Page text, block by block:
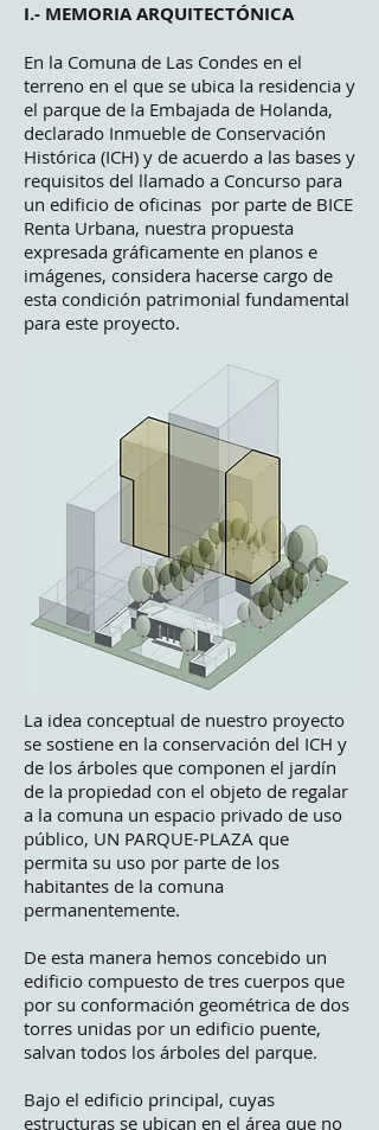
I.- MEMORIA ARQUITECTÓNICA
En la Comuna de Las Condes en el
terreno en el que se ubica la residencia y
el parque de la Embajada de Holanda,
declarado Inmueble de Conservación
Histórica (ICH) y de acuerdo a las bases y
requisitos del llamado a Concurso para
un edificio de oficinas por parte de BICE
Renta Urbana, nuestra propuesta
expresada gráficamente en planos e
imágenes, considera hacerse cargo de
esta condición patrimonial fundamental
para este proyecto.
La idea conceptual de nuestro proyecto
se sostiene en la conservación del ICH y
de los árboles que componen el jardín
de la propiedad con el objeto de regalar
a la comuna un espacio privado de uso
público, UN PARQUE-PLAZA que
permita su uso por parte de los
habitantes de la comuna
permanentemente.
De esta manera hemos concebido un
edificio compuesto de tres cuerpos que
por su conformación geométrica de dos
torres unidas por un edificio puente,
salvan todos los árboles del parque.
Bajo el edificio principal, cuyas
estructuras se ubican en el área que no